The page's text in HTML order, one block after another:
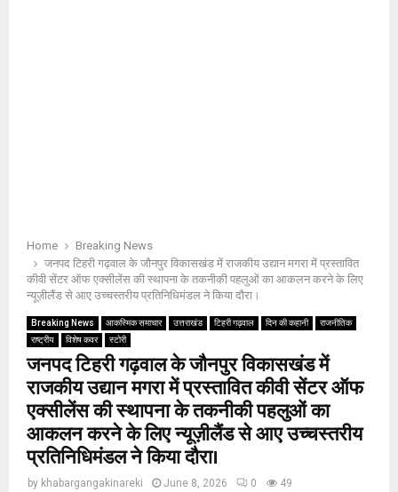
Home
Breaking News
जनपद टिहरी गढ़वाल के जौनपुर विकासखंड में राजकीय उद्यान मगरा में प्रस्तावित
कीवी सेंटर ऑफ एक्सीलेंस की स्थापना के तकनीकी पहलुओं का आकलन करने के लिए
न्यूज़ीलैंड से आए उच्चस्तरीय प्रतिनिधिमंडल ने किया दौरा।
Breaking News आकस्मिक समाचार उत्तराखंड टिहरी गढ़वाल दिन की कहानी
राजनीतिक
राष्ट्रीय
विशेष कवर स्टोरी
जनपद टिहरी गढ़वाल के जौनपुर विकासखंड में
राजकीय उद्यान मगरा में प्रस्तावित कीवी सेंटर ऑफ
एक्सीलेंस की स्थापना के तकनीकी पहलुओं का
आकलन करने के लिए न्यूज़ीलैंड से आए उच्चस्तरीय
प्रतिनिधिमंडल ने किया दौरा।
by khabargangakinareki June 8, 2026 0 49